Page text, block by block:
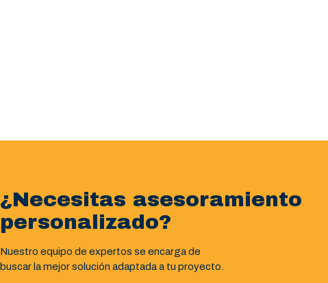
¿Necesitas asesoramiento
personalizado?
Nuestro equipo de expertos se encarga de
buscar la mejor solución adaptada a tu proyecto.